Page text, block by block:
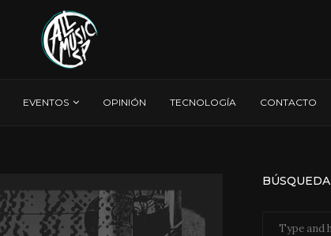
EVENTOS OPINIÓN TECNOLOGÍA CONTACTO
BÚSQUEDA